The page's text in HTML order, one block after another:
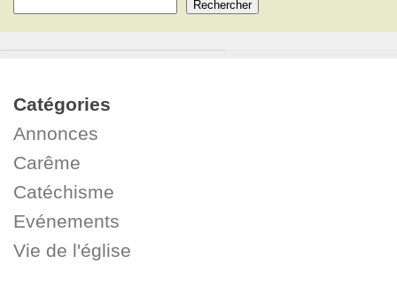
Rechercher
Catégories
Annonces
Carême
Catéchisme
Evénements
Vie de l'église